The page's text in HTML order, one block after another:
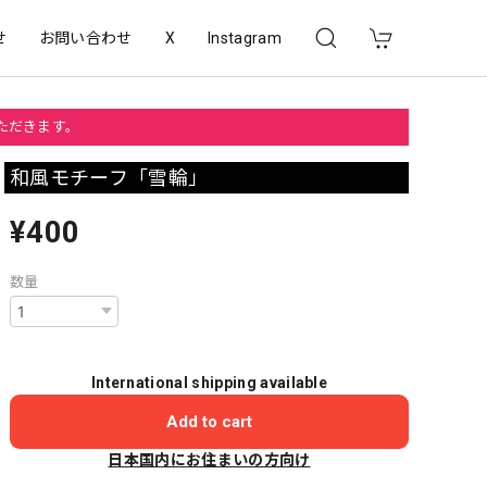
お問い合わせ X Instagram
きます。
和風モチーフ「雪輪」
¥400
数量
International shipping available
Add to cart
日本国内にお住まいの方向け